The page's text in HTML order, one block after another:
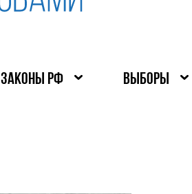
ЗАКОНЫ РФ ВЫБОРЫ